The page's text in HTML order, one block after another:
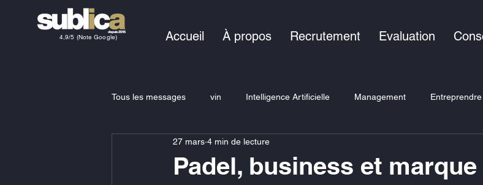
4,9/5 (Note Google) Accueil À propos Recrutement Evaluation
Tous les messages vin Intelligence Artificielle Management Entreprendre
Padel, business et
27 mars 4 min de lecture